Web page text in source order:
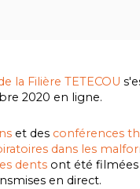
la Filière TETECOU
2020 en ligne.
et des conférences
dans les
dents ont été filmées
en direct.